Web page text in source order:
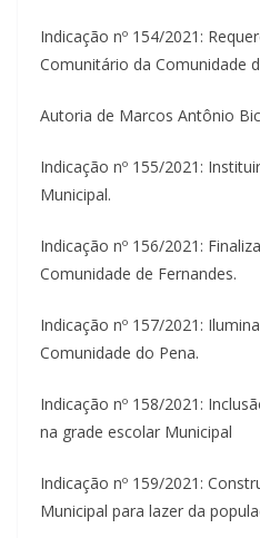
Indicação nº 154/2021:
Comunitário da Comunidade
Autoria de Marcos Antônio
Indicação nº 155/2021:
Municipal.
Indicação nº 156/2021:
Comunidade de Fernandes.
Indicação nº 157/2021:
Comunidade do Pena.
Indicação nº 158/2021:
na grade escolar Municipal
Indicação nº 159/2021:
Municipal para lazer da